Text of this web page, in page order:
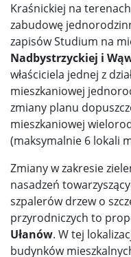
Kraśnickiej na
zabudowę
zapisów Studium na
Nadbystrzyckiej i
właściciela jednej z
mieszkaniowej
zmiany planu
mieszkaniowej
(maksymalnie 6 lokali
Zmiany w zakresie
nasadzeń
szpalerów drzew o
przyrodniczych to
Ułanów. W tej
budynków